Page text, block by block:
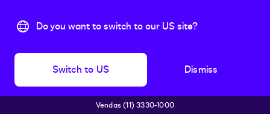
Do you want to switch to our US site?
Switch to US Dismiss
Pular para o conteúdo principal
Vendas (11) 3330-1000